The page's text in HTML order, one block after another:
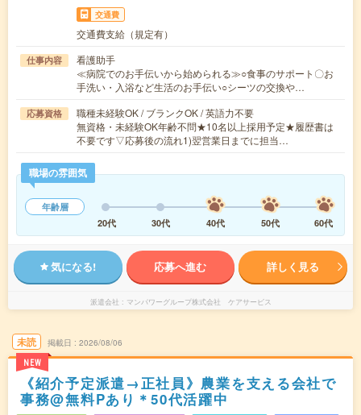
交通費
交通費支給（規定有）
仕事内容
看護助手
≪病院でのお手伝いから始められる≫○食事のサポート〇お
手洗い・入浴など生活のお手伝い○シーツの交換や…
応募資格
職種未経験OK / ブランクOK / 英語力不要
無資格・未経験OK年齢不問★10名以上採用予定★履歴書は
不要です▽応募後の流れ1)翌営業日までに担当…
職場の雰囲気
年齢層
20代
30代 40代 50代 60代
気になる! 応募へ進む 詳しく見る
派遣会社 マンパワーグループ株式会社 ケアサービス
未読
NEW
掲載日 2026/08/06
《紹介予定派遣→正社員》農業を支える会社で
事務@無料Pあり＊50代活躍中